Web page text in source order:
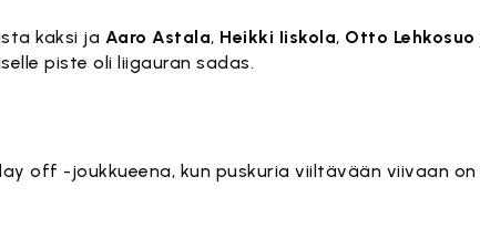
kaksi ja Aaro Astala, Heikki Iiskola, Otto Lehkosuo
piste oli liigauran sadas.
off -joukkueena, kun puskuria viiltävään viivaan